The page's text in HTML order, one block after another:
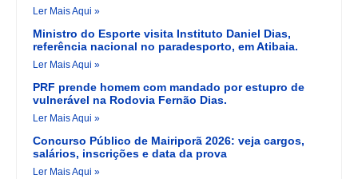
Ler Mais Aqui »
Ministro do Esporte visita Instituto Daniel Dias,
referência nacional no paradesporto, em Atibaia.
Ler Mais Aqui »
PRF prende homem com mandado por estupro de
vulnerável na Rodovia Fernão Dias.
Ler Mais Aqui »
Concurso Público de Mairiporã 2026: veja cargos,
salários, inscrições e data da prova
Ler Mais Aqui »